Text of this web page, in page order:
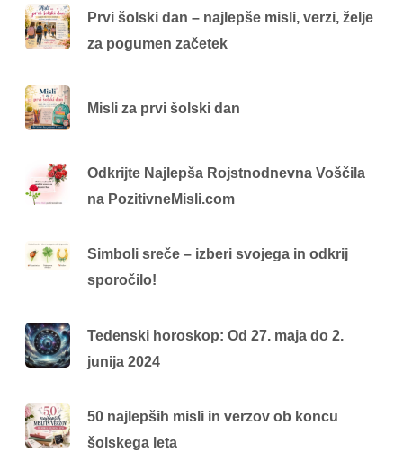
Prvi šolski dan – najlepše misli, verzi, želje
za pogumen začetek
Misli za prvi šolski dan
Odkrijte Najlepša Rojstnodnevna Voščila
na PozitivneMisli.com
Simboli sreče – izberi svojega in odkrij
sporočilo!
Tedenski horoskop: Od 27. maja do 2.
junija 2024
50 najlepših misli in verzov ob koncu
šolskega leta